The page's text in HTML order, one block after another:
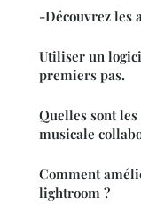
-Découvrez les
Utiliser un
premiers pas.
Quelles sont
musicale
Comment
lightroom ?